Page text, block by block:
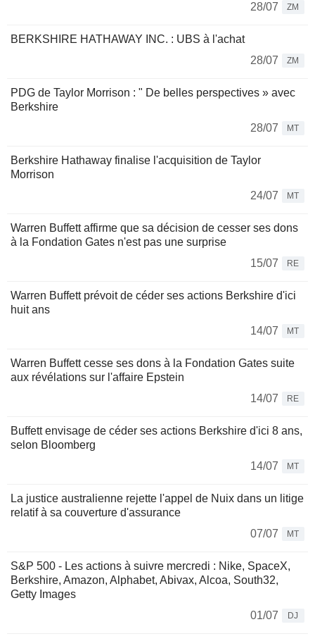
28/07
ZM
BERKSHIRE HATHAWAY INC. : UBS à l'achat
28/07
ZM
PDG de Taylor Morrison : " De belles perspectives » avec
Berkshire
28/07
MT
Berkshire Hathaway finalise l'acquisition de Taylor
Morrison
24/07
MT
Warren Buffett affirme que sa décision de cesser ses dons
à la Fondation Gates n'est pas une surprise
15/07
RE
Warren Buffett prévoit de céder ses actions Berkshire d'ici
huit ans
14/07
MT
Warren Buffett cesse ses dons à la Fondation Gates suite
aux révélations sur l'affaire Epstein
14/07
RE
Buffett envisage de céder ses actions Berkshire d'ici 8 ans,
selon Bloomberg
14/07
MT
La justice australienne rejette l'appel de Nuix dans un litige
relatif à sa couverture d'assurance
07/07
MT
S&P 500 - Les actions à suivre mercredi : Nike, SpaceX,
Berkshire, Amazon, Alphabet, Abivax, Alcoa, South32,
Getty Images
01/07
DJ